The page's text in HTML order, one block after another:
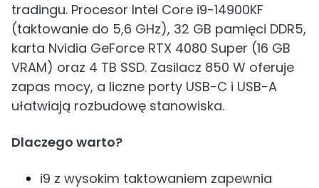
tradingu. Procesor Intel Core i9-14900KF
(taktowanie do 5,6 GHz), 32 GB pamięci DDR5,
karta Nvidia GeForce RTX 4080 Super (16 GB
VRAM) oraz 4 TB SSD. Zasilacz 850 W oferuje
zapas mocy, a liczne porty USB-C i USB-A
ułatwiają rozbudowę stanowiska.
Dlaczego warto?
i9 z wysokim taktowaniem zapewnia